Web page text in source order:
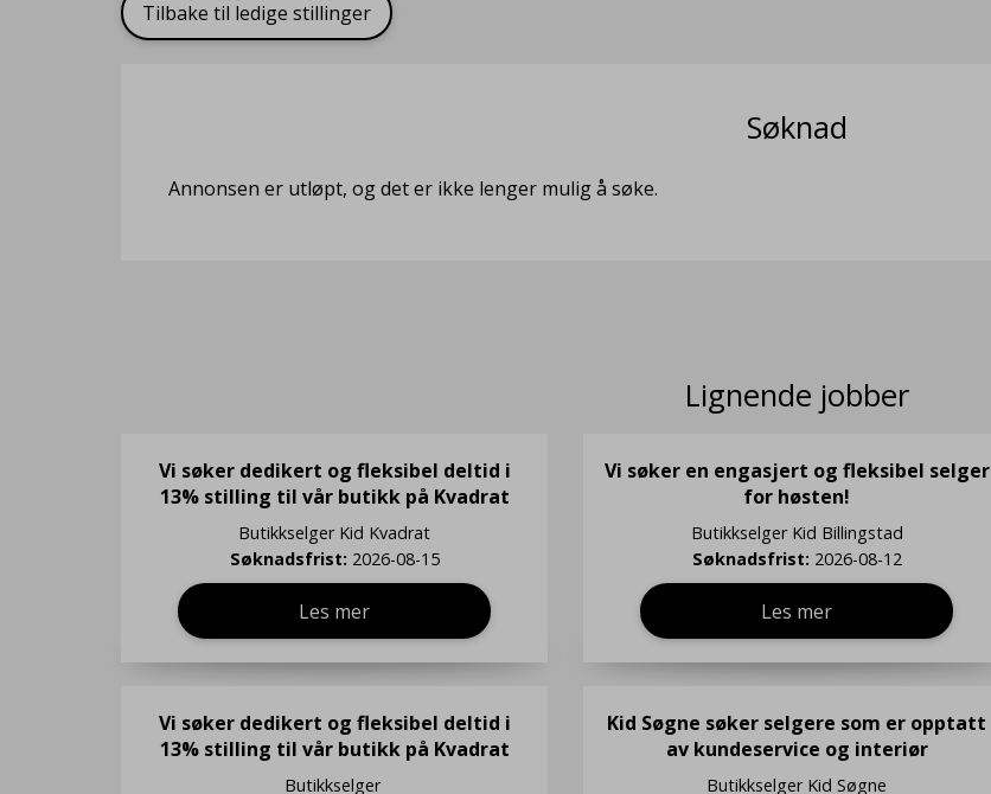
Tilbake til ledige stillinger
Søknad
Annonsen er utløpt, og det er ikke lenger mulig å søke.
Lignende jobber
Vi søker dedikert og fleksibel deltid i
13% stilling til vår butikk på Kvadrat
Butikkselger Kid Kvadrat
Søknadsfrist: 2026-08-15
Les mer
Vi søker en engasjert og fleksibel selger
for høsten!
Butikkselger Kid Billingstad
Søknadsfrist: 2026-08-12
Les mer
Vi søker dedikert og fleksibel deltid i
13% stilling til vår butikk på Kvadrat
Butikkselger
Kid Søgne søker selgere som er opptatt
av kundeservice og interiør
Butikkselger Kid Søgne